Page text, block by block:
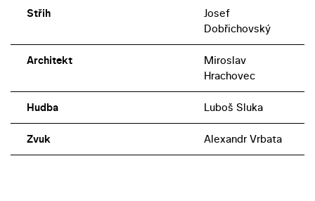
Střih
Josef
Dobřichovský
Architekt
Miroslav
Hrachovec
Hudba Luboš Sluka
Zvuk Alexandr Vrbata